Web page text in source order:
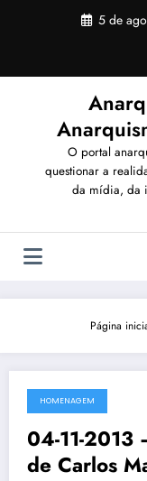
5 de
O portal
questionar a
da mídia, da
Página
4 de novembro de
HOMENAGEM
04-11-2013
de Carlos